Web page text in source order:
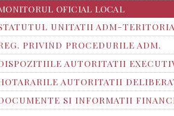
OFICIAL LOCAL
UNITATII ADM-
PRIVIND PROCEDURILE ADM.
AUTORITATII
AUTORITATII
SI INFORMATII